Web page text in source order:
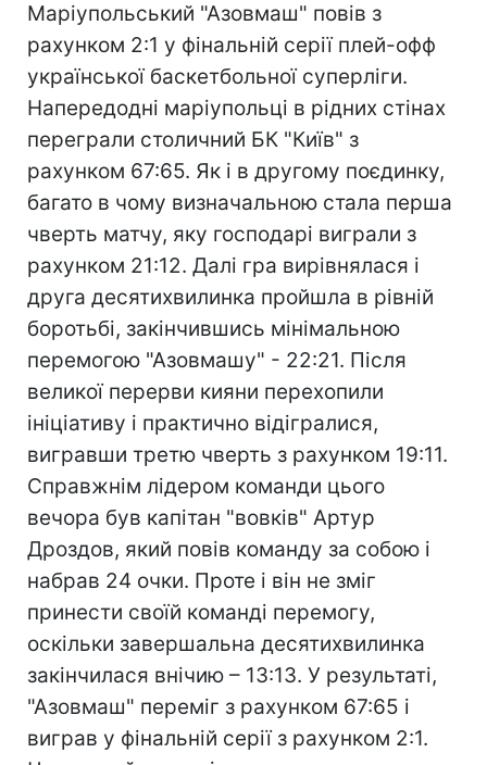
Маріупольський "Азовмаш" повів з
рахунком 2:1 у фінальній серії плей-офф
української баскетбольної суперліги.
Напередодні маріупольці в рідних стінах
переграли столичний БК "Київ" з
рахунком 67:65. Як і в другому поєдинку,
багато в чому визначальною стала перша
чверть матчу, яку господарі виграли з
рахунком 21:12. Далі гра вирівнялася і
друга десятихвилинка пройшла в рівній
боротьбі, закінчившись мінімальною
перемогою "Азовмашу" - 22:21. Після
великої перерви кияни перехопили
ініціативу і практично відігралися,
вигравши третю чверть з рахунком 19:11.
Справжнім лідером команди цього
вечора був капітан "вовків" Артур
Дроздов, який повів команду за собою і
набрав 24 очки. Проте і він не зміг
принести своїй команді перемогу,
оскільки завершальна десятихвилинка
закінчилася внічию – 13:13. У результаті,
"Азовмаш" переміг з рахунком 67:65 і
виграв у фінальній серії з рахунком 2:1.